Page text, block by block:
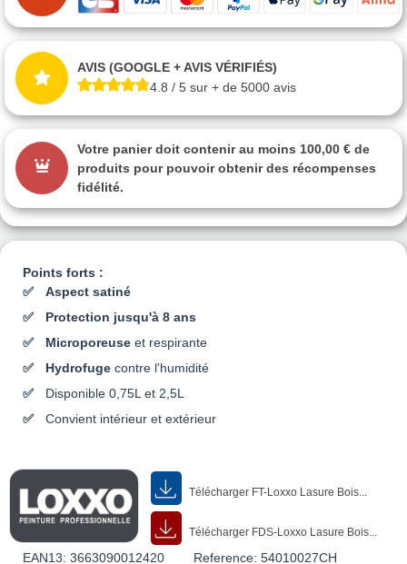
Points forts :
Aspect satiné
Protection jusqu'à 8 ans
Microporeuse et respirante
Hydrofuge contre l'humidité
Disponible 0,75L et 2,5L
Convient intérieur et extérieur
Télécharger FT-Loxxo Lasure Bois...
Télécharger FDS-Loxxo Lasure Bois...
EAN13: 3663090012420 Reference: 54010027CH
AVIS (GOOGLE + AVIS VÉRIFIÉS)
4.8 / 5 sur + de 5000 avis
Votre panier doit contenir au moins 100,00 € de
produits pour pouvoir obtenir des récompenses
fidélité.